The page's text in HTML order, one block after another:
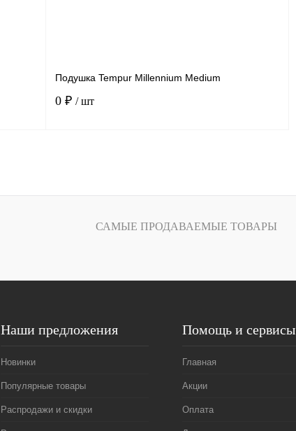
Подушка Tempur Millennium Medium
0 ₽ / шт
Купить в 1 клик Сравнение
САМЫЕ ПРОДАВАЕМЫЕ ТОВАРЫ
Наши предложения
Новинки
Популярные товары
Распродажи и скидки
Помощь и сервисы
Главная
Акции
Оплата